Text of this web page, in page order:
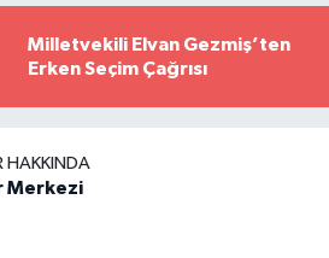
Milletvekili Elvan Gezmiş’ten
Erken Seçim Çağrısı
HAKKINDA
Merkezi